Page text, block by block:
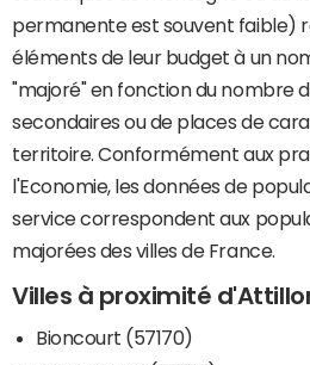
permanente est souvent faible)
éléments de leur budget à un
"majoré" en fonction du nombre
secondaires ou de places de
territoire. Conformément aux
l'Economie, les données de
service correspondent aux
majorées des villes de France.
Villes à proximité
Bioncourt (57170)